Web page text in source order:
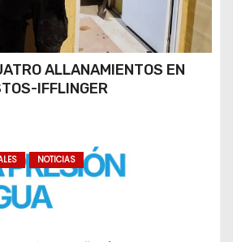
ALLANAMIENTOS EN
IFFLINGER
NOTICIAS